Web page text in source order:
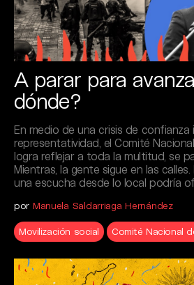
A parar para
dónde?
En medio de una crisis de confianza
representatividad, el Comité
logra reflejar a toda la multitud, se
Mientras, la gente sigue en las
una escucha desde lo local podría
por Manuela Saldarriaga Hernández
Movilización social Comité Nacional